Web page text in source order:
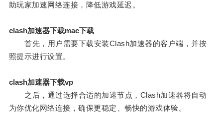
助玩家加速网络连接，降低游戏延迟。
clash加速器下载mac下载
首先，用户需要下载安装Clash加速器的客户端，并按
照提示进行设置。
clash加速器下载vp
之后，通过选择合适的加速节点，Clash加速器将自动
为你优化网络连接，确保更稳定、畅快的游戏体验。